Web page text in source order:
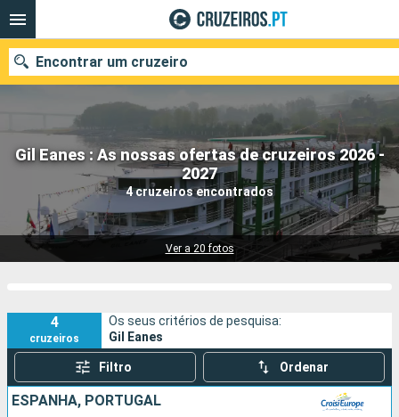
Gil Eanes : As nossas ofertas de cruzeiros 2026 -
2027
4 cruzeiros encontrados
Ver a 20 fotos
Encontrar um cruzeiro
Quando ir?
Data de partida
Portos
4
cruzeiros
Os seus critérios de pesquisa:
Gil Eanes
Filtro Ordenar
ESPANHA, PORTUGAL